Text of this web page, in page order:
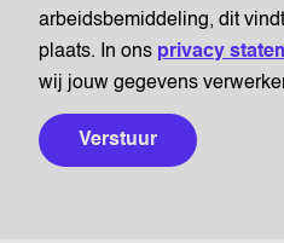
arbeidsbemiddeling, dit
plaats. In ons privacy
wij jouw gegevens
Verstuur